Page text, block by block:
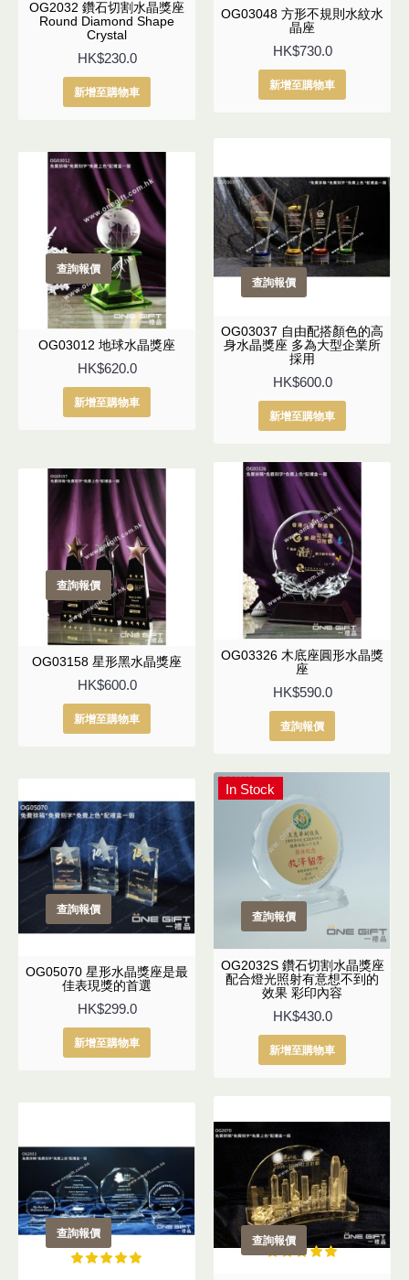
OG2032 鑽石切割水晶獎座
Round Diamond Shape
Crystal
HK$230.0
新增至購物車
OG03048 方形不規則水紋水
晶座
HK$730.0
新增至購物車
OG03012 地球水晶獎座
HK$620.0
新增至購物車
查詢報價
OG03037 自由配搭顏色的高
身水晶獎座 多為大型企業所
採用
HK$600.0
新增至購物車
查詢報價
OG03158 星形黑水晶獎座
HK$600.0
新增至購物車
查詢報價
OG03326 木底座圓形水晶獎
座
HK$590.0
查詢報價
OG05070 星形水晶獎座是最
佳表現獎的首選
HK$299.0
新增至購物車
查詢報價
In Stock
OG2032S 鑽石切割水晶獎座
配合燈光照射有意想不到的
效果 彩印內容
HK$430.0
新增至購物車
查詢報價
查詢報價 查詢報價